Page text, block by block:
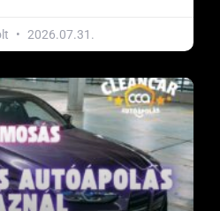
2026.07.31.